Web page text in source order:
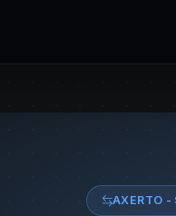
AXERTO -